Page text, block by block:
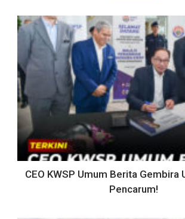
CEO KWSP Umum Berita Gembira
Pencarum!